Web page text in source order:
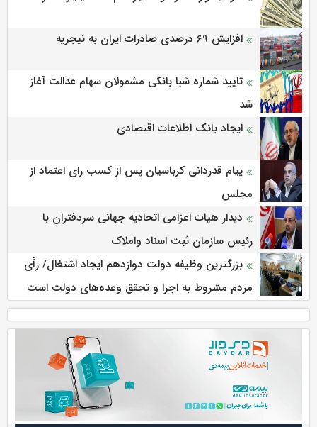
افزایش 69 درصدی صادرات ایران به نیجریه
تایید شماره شبا بانکی مشمولان سهام عدالت آغاز
شد
ایجاد بانک اطلاعات اقتصادی
پیام قدردانی کرباسیان پس از کسب رای اعتماد از
مجلس
دیدار هیات اعزامی اتحادیه جهانی سردفتران با
رئیس سازمان ثبت اسناد واملاک
بزرگترین وظیفه دولت دوازدهم ایجاد اشتغال/ رأی
مردم مشروط به اجرا و تحقق وعده‌های دولت است